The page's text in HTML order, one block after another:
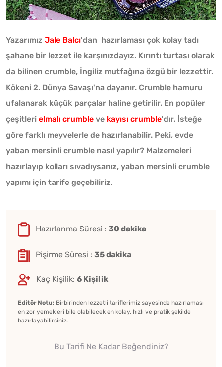
Yazarımız Jale Balcı'dan hazırlaması çok kolay tadı
şahane bir lezzet ile karşınızdayız. Kırıntı turtası olarak
da bilinen crumble, İngiliz mutfağına özgü bir lezzettir.
Kökeni 2. Dünya Savaşı'na dayanır. Crumble hamuru
ufalanarak küçük parçalar haline getirilir. En popüler
çeşitleri elmalı crumble ve kayısı crumble'dır. İsteğe
göre farklı meyvelerle de hazırlanabilir. Peki, evde
yaban mersinli crumble nasıl yapılır? Malzemeleri
hazırlayıp kolları sıvadıysanız, yaban mersinli crumble
yapımı için tarife geçebiliriz.
Hazırlanma Süresi : 30 dakika
Pişirme Süresi : 35 dakika
Kaç Kişilik: 6 Kişilik
Editör Notu: Birbirinden lezzetli tariflerimiz sayesinde hazırlaması
en zor yemekleri bile olabilecek en kolay, hızlı ve pratik şekilde
hazırlayabilirsiniz.
Bu Tarifi Ne Kadar Beğendiniz?